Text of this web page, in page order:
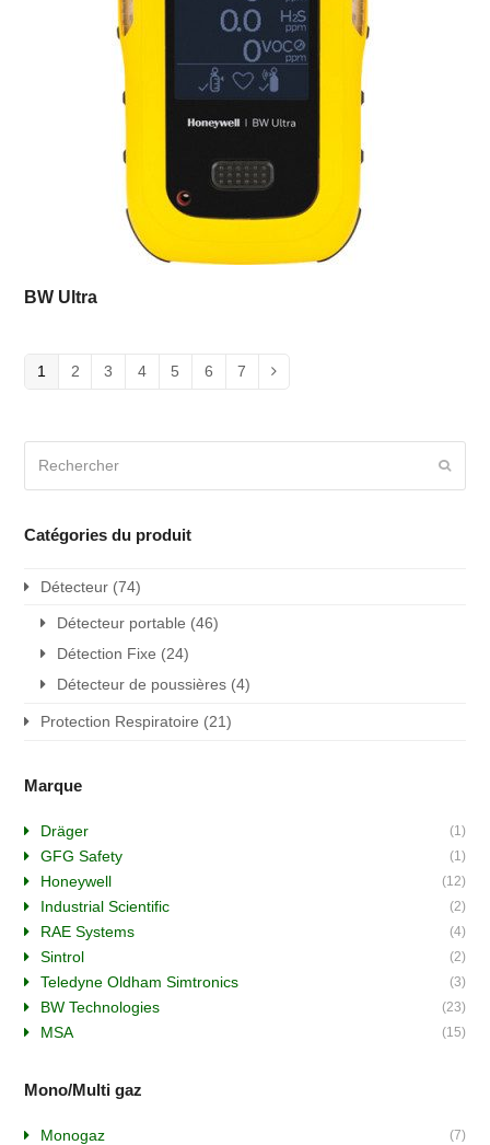
BW Ultra
1 2 3 4 5 6 7
Catégories du produit
Détecteur (74)
Détecteur portable (46)
Détection Fixe (24)
Détecteur de poussières (4)
Protection Respiratoire (21)
Marque
Dräger (1)
GFG Safety (1)
Honeywell (12)
Industrial Scientific (2)
RAE Systems (4)
Sintrol (2)
Teledyne Oldham Simtronics (3)
BW Technologies (23)
MSA (15)
Mono/Multi gaz
Monogaz (7)